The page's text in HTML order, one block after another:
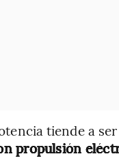
tiende a
propulsión